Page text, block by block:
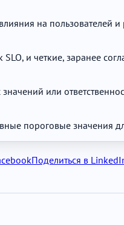
на пользователей
и четкие, заранее
или
пороговые значения
Поделиться в